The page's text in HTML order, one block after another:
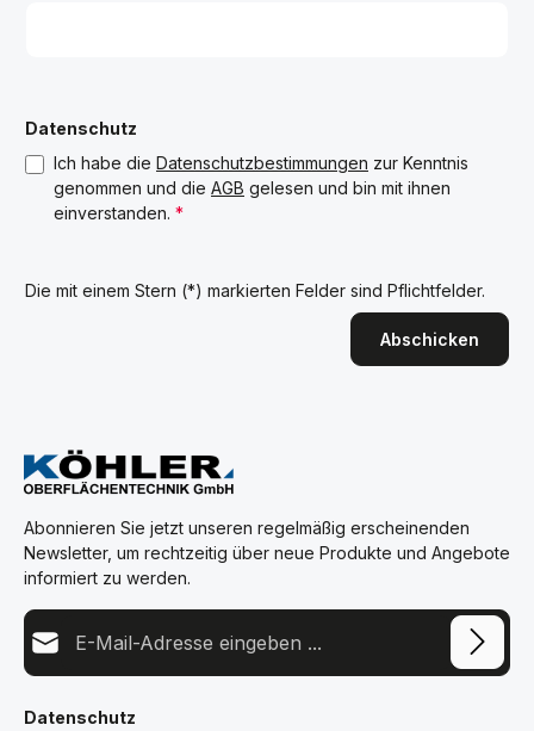
Datenschutz
Ich habe die Datenschutzbestimmungen zur Kenntnis
genommen und die AGB gelesen und bin mit ihnen
einverstanden. *
Die mit einem Stern (*) markierten Felder sind Pflichtfelder.
Abschicken
Abonnieren Sie jetzt unseren regelmäßig erscheinenden
Newsletter, um rechtzeitig über neue Produkte und Angebote
informiert zu werden.
E-Mail-Adresse*
Datenschutz